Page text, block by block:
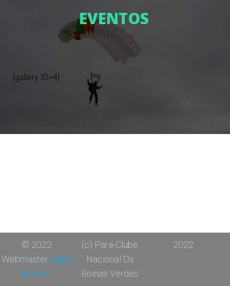
EVENTOS
[gallery ID=4]
© 2022
Webmaster Filipe
Morais
(c) Para-Clube
Nacional Os
Boinas Verdes
2022